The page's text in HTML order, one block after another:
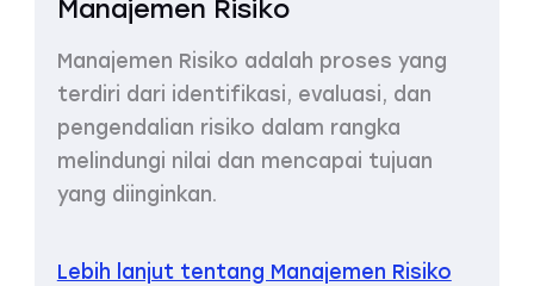
Manajemen Risiko
Manajemen Risiko adalah proses yang
terdiri dari identifikasi, evaluasi, dan
pengendalian risiko dalam rangka
melindungi nilai dan mencapai tujuan
yang diinginkan.
Lebih lanjut tentang Manajemen Risiko